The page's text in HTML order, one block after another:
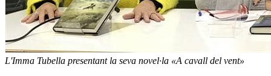
L'Imma Tubella presentant la seva novel·la «A cavall del vent»